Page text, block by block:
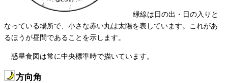
緑線は日の出・日の入りと
なっている場所で、小さな赤い丸は太陽を表しています。これがあ
るほうが昼間であることを示します。
惑星食図は常に中央標準時で描いています。
方向角